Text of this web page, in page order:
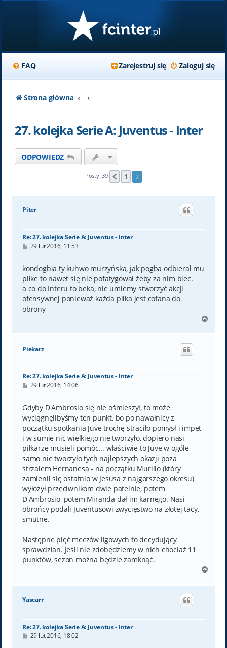
FAQ Zaloguj się
Zarejestruj się
Strona główna
27. kolejka Serie A: Juventus - Inter
ODPOWIEDZ
Posty: 39 Poprzednia
1 2
Piter
Re: 27. kolejka Serie A: Juventus - Inter
P
t
29 lut 2016, 11:53
kondogbia ty kuhwo murzyńska, jak pogba odbierał mu
piłke to nawet się nie pofatygował żeby za nim biec.
a co do Interu to beka, nie umiemy stworzyć akcji
ofensywnej ponieważ każda piłka jest cofana do
obrony
g
Piekarz
Re: 27. kolejka Serie A: Juventus - Inter
P
t
29 lut 2016, 14:06
Gdyby D'Ambrosio się nie ośmieszył, to może
wyciągnęlibyśmy ten punkt, bo po nawałnicy z
początku spotkania Juve trochę straciło pomysł i impet
i w sumie nic wielkiego nie tworzyło, dopiero nasi
piłkarze musieli pomóc... właściwie to Juve w ogóle
samo nie tworzyło tych najlepszych okazji poza
strzałem Hernanesa - na początku Murillo (który
zamienił się ostatnio w Jesusa z najgorszego okresu)
wyłożył przeciwnikom dwie patelnie, potem
D'Ambrosio, potem Miranda dał im karnego. Nasi
obrońcy podali Juventusowi zwycięstwo na złotej tacy,
smutne.
Następne pięć meczów ligowych to decydujący
sprawdzian. Jeśli nie zdobędziemy w nich chociaż 11
punktów, sezon można będzie zamknąć.
g
Yascarr
Re: 27. kolejka Serie A: Juventus - Inter
P29 lut 2016, 18:02